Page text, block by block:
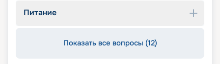
Питание
Показать все вопросы (12)